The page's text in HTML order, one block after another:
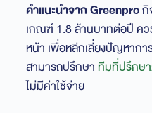
คำแนะนำจาก Greenproกิ
เกณฑ์ 1.8 ล้านบาทต่อปี คว
หน้า เพื่อหลีกเลี่ยงปัญหาก
สามารถปรึกษา ทีมที่ปรึกษ
ไม่มีค่าใช้จ่าย